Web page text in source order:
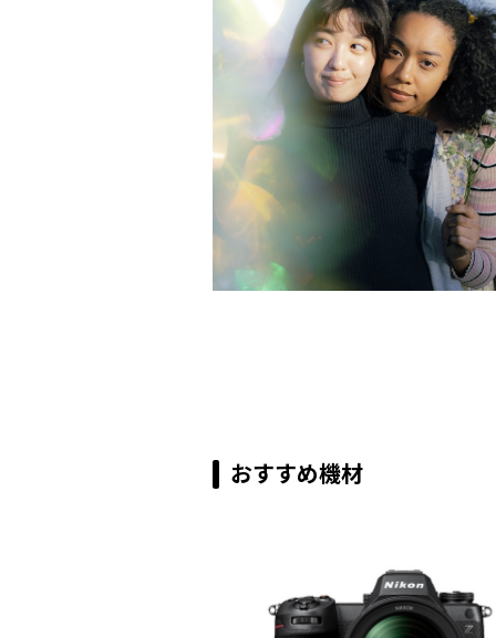
おすすめ機材